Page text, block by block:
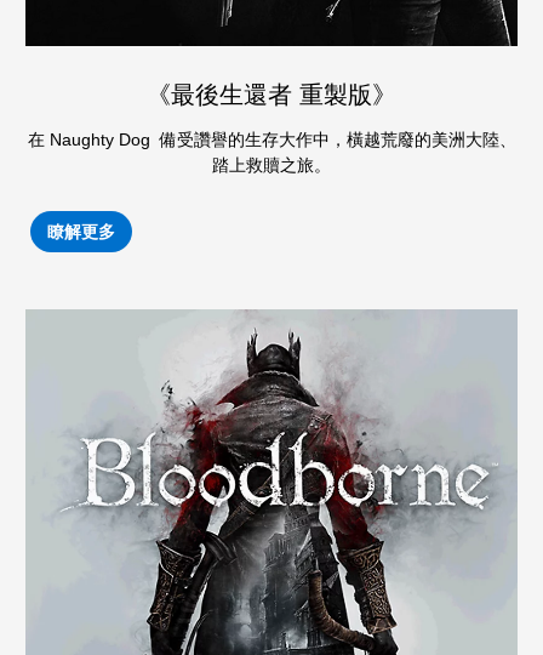
《最後生還者 重製版》
在 Naughty Dog 備受讚譽的生存大作中，橫越荒廢的美洲大陸、
踏上救贖之旅。
瞭解更多